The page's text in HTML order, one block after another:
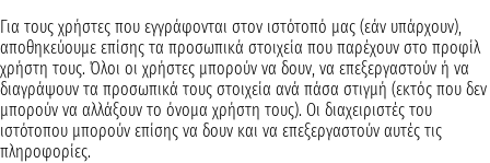
Για τους χρήστες που εγγράφονται στον ιστότοπό μας (εάν υπάρχουν),
αποθηκεύουμε επίσης τα προσωπικά στοιχεία που παρέχουν στο προφίλ
χρήστη τους. Όλοι οι χρήστες μπορούν να δουν, να επεξεργαστούν ή να
διαγράψουν τα προσωπικά τους στοιχεία ανά πάσα στιγμή (εκτός που δεν
μπορούν να αλλάξουν το όνομα χρήστη τους). Οι διαχειριστές του
ιστότοπου μπορούν επίσης να δουν και να επεξεργαστούν αυτές τις
πληροφορίες.